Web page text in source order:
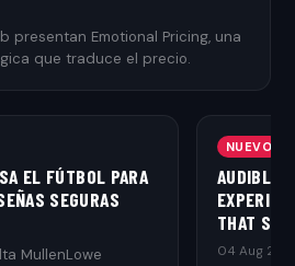
presentan Emotional Pricing, una
que traduce el precio.
EL FÚTBOL PARA
SEGURAS
MullenLowe
NUEVO
AUDIBLE
THAT
04 Aug